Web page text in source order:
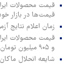
قیمت‌ها در بازار
زمان اعلام
و ۹۰۵ میلیون تومان
شایعه انحلال